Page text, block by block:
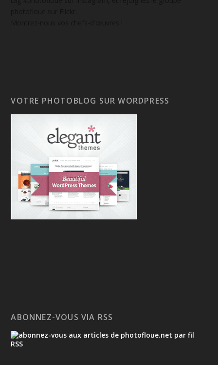
VOTRE PHOTOBLOG SUR WORDPRESS
ABONNEZ-VOUS VIA RSS